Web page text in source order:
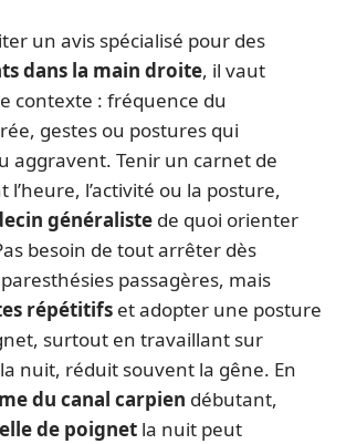
un avis spécialisé pour des
dans la main droite, il vaut
contexte : fréquence du
gestes ou postures qui
aggravent. Tenir un carnet de
l’activité ou la posture,
généraliste de quoi orienter
besoin de tout arrêter dès
passagères, mais
répétitifs et adopter une posture
surtout en travaillant sur
nuit, réduit souvent la gêne. En
du canal carpien débutant,
de poignet la nuit peut